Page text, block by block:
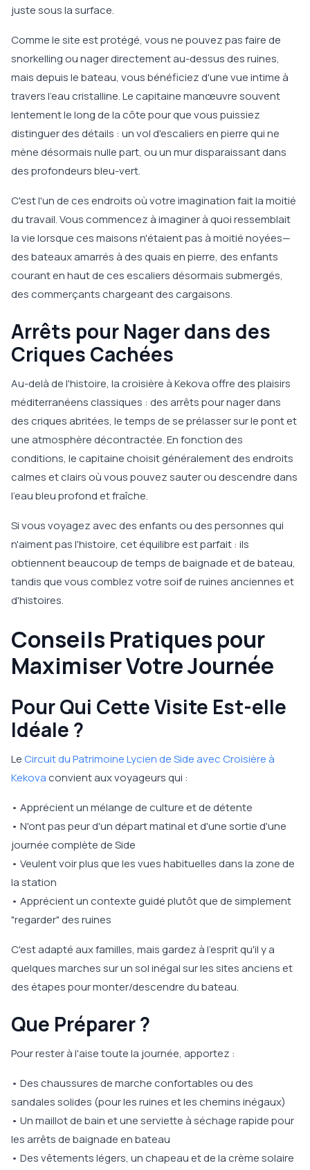
juste sous la surface.
Comme le site est protégé, vous ne pouvez pas faire de
snorkelling ou nager directement au-dessus des ruines,
mais depuis le bateau, vous bénéficiez d'une vue intime à
travers l'eau cristalline. Le capitaine manœuvre souvent
lentement le long de la côte pour que vous puissiez
distinguer des détails : un vol d'escaliers en pierre qui ne
mène désormais nulle part, ou un mur disparaissant dans
des profondeurs bleu-vert.
C'est l'un de ces endroits où votre imagination fait la moitié
du travail. Vous commencez à imaginer à quoi ressemblait
la vie lorsque ces maisons n'étaient pas à moitié noyées—
des bateaux amarrés à des quais en pierre, des enfants
courant en haut de ces escaliers désormais submergés,
des commerçants chargeant des cargaisons.
Arrêts pour Nager dans des
Criques Cachées
Au-delà de l'histoire, la croisière à Kekova offre des plaisirs
méditerranéens classiques : des arrêts pour nager dans
des criques abritées, le temps de se prélasser sur le pont et
une atmosphère décontractée. En fonction des
conditions, le capitaine choisit généralement des endroits
calmes et clairs où vous pouvez sauter ou descendre dans
l'eau bleu profond et fraîche.
Si vous voyagez avec des enfants ou des personnes qui
n'aiment pas l'histoire, cet équilibre est parfait : ils
obtiennent beaucoup de temps de baignade et de bateau,
tandis que vous comblez votre soif de ruines anciennes et
d'histoires.
Conseils Pratiques pour
Maximiser Votre Journée
Pour Qui Cette Visite Est-elle
Idéale ?
LeCircuit du Patrimoine Lycien de Side avec Croisière à
Kekovaconvient aux voyageurs qui :
• Apprécient un mélange de culture et de détente
• N'ont pas peur d'un départ matinal et d'une sortie d'une
journée complète de Side
• Veulent voir plus que les vues habituelles dans la zone de
la station
• Apprécient un contexte guidé plutôt que de simplement
"regarder" des ruines
C'est adapté aux familles, mais gardez à l'esprit qu'il y a
quelques marches sur un sol inégal sur les sites anciens et
des étapes pour monter/descendre du bateau.
Que Préparer ?
Pour rester à l'aise toute la journée, apportez :
• Des chaussures de marche confortables ou des
sandales solides (pour les ruines et les chemins inégaux)
• Un maillot de bain et une serviette à séchage rapide pour
les arrêts de baignade en bateau
• Des vêtements légers, un chapeau et de la crème solaire